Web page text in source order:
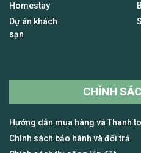
Homestay
Dự án khách
sạn
CHÍNH
Hướng dẫn mua hàng và Thanh
Chính sách bảo hành và đổi trả